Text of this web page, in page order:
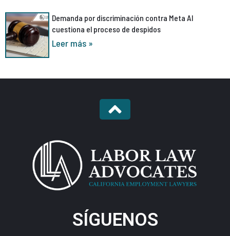
Demanda por discriminación contra Meta AI
cuestiona el proceso de despidos
Leer más »
SÍGUENOS